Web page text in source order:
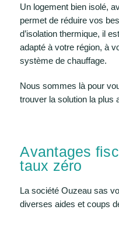
Un logement bien isolé,
permet de réduire vos
d’isolation thermique, il
adapté à votre région, à
système de chauffage.
Nous sommes là pour
trouver la solution la plus
Avantages
taux zéro
La société Ouzeau sas
diverses aides et coups